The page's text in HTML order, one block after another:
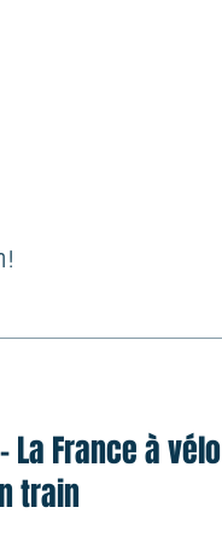
!
France à vélo
train